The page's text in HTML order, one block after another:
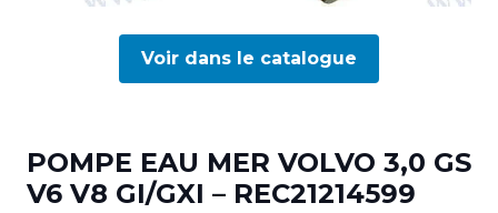
Voir dans le catalogue
POMPE EAU MER VOLVO 3,0 GS
V6 V8 GI/GXI – REC21214599